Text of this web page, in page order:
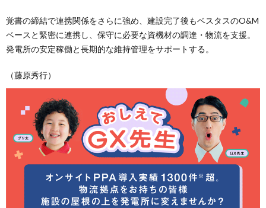
覚書の締結で連携関係をさらに強め、建設完了後もベスタスのO&M
ベースと緊密に連携し、保守に必要な資機材の調達・物流を支援。
発電所の安定稼働と長期的な維持管理をサポートする。
（藤原秀行）